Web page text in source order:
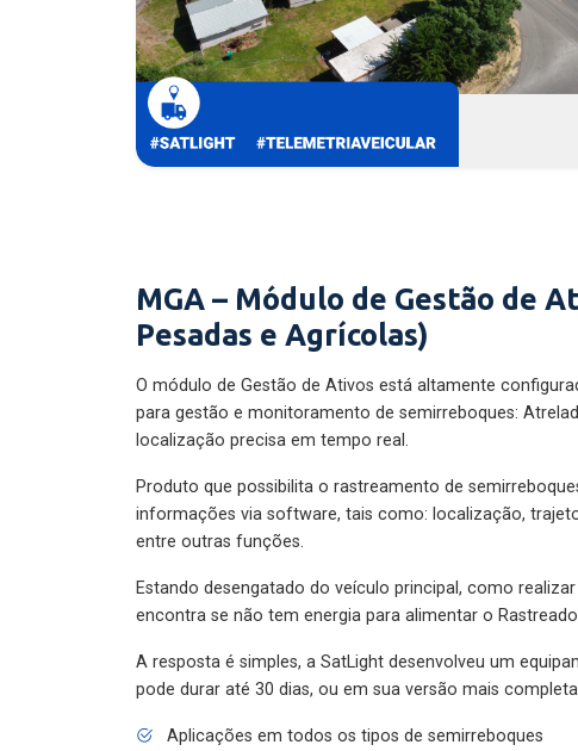
MGA – Módulo de Gestão de
Pesadas e Agrícolas)
O módulo de Gestão de Ativos está altamente
para gestão e monitoramento de semirreboques:
localização precisa em tempo real.
Produto que possibilita o rastreamento de
informações via software, tais como: localização,
entre outras funções.
Estando desengatado do veículo principal, como
encontra se não tem energia para alimentar o
A resposta é simples, a SatLight desenvolveu um
pode durar até 30 dias, ou em sua versão mais
Aplicações em todos os tipos de semirreboques